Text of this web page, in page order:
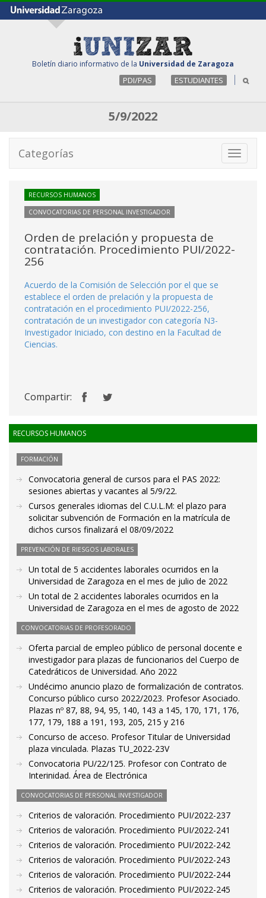
Boletín diario informativo de la Universidad de Zaragoza
PDI/PAS ESTUDIANTES
5/9/2022
Toggle
Categorías
RECURSOS HUMANOS
CONVOCATORIAS DE PERSONAL INVESTIGADOR
Orden de prelación y propuesta de
contratación. Procedimiento PUI/2022-
256
Acuerdo de la Comisión de Selección por el que se
establece el orden de prelación y la propuesta de
contratación en el procedimiento PUI/2022-256,
contratación de un investigador con categoría N3-
Investigador Iniciado, con destino en la Facultad de
Ciencias.
Compartir:
RECURSOS HUMANOS
FORMACIÓN
Convocatoria general de cursos para el PAS 2022:
sesiones abiertas y vacantes al 5/9/22.
Cursos generales idiomas del C.U.L.M: el plazo para
solicitar subvención de Formación en la matrícula de
dichos cursos finalizará el 08/09/2022
PREVENCIÓN DE RIESGOS LABORALES
Un total de 5 accidentes laborales ocurridos en la
Universidad de Zaragoza en el mes de julio de 2022
Un total de 2 accidentes laborales ocurridos en la
Universidad de Zaragoza en el mes de agosto de 2022
CONVOCATORIAS DE PROFESORADO
Oferta parcial de empleo público de personal docente e
investigador para plazas de funcionarios del Cuerpo de
Catedráticos de Universidad. Año 2022
Undécimo anuncio plazo de formalización de contratos.
Concurso público curso 2022/2023. Profesor Asociado.
Plazas nº 87, 88, 94, 95, 140, 143 a 145, 170, 171, 176,
177, 179, 188 a 191, 193, 205, 215 y 216
Concurso de acceso. Profesor Titular de Universidad
plaza vinculada. Plazas TU_2022-23V
Convocatoria PU/22/125. Profesor con Contrato de
Interinidad. Área de Electrónica
CONVOCATORIAS DE PERSONAL INVESTIGADOR
Criterios de valoración. Procedimiento PUI/2022-237
Criterios de valoración. Procedimiento PUI/2022-241
Criterios de valoración. Procedimiento PUI/2022-242
Criterios de valoración. Procedimiento PUI/2022-243
Criterios de valoración. Procedimiento PUI/2022-244
Criterios de valoración. Procedimiento PUI/2022-245